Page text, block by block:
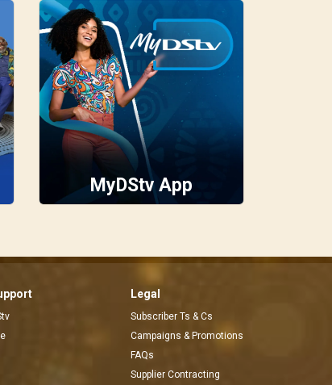
MyDStv App
Legal
Subscriber Ts & Cs
Campaigns & Promotions
FAQs
Supplier Contracting